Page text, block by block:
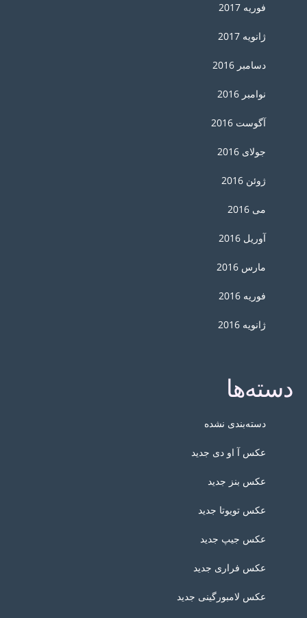
فوریه 2017
ژانویه 2017
دسامبر 2016
نوامبر 2016
آگوست 2016
جولای 2016
ژوئن 2016
می 2016
آوریل 2016
مارس 2016
فوریه 2016
ژانویه 2016
دسته‌ها
دسته‌بندی نشده
عکس آ او دی جدید
عکس بنز جدید
عکس تویوتا جدید
عکس جیپ جدید
عکس فراری جدید
عکس لامبورگینی جدید